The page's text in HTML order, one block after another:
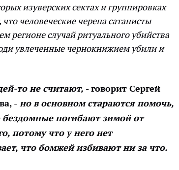
изуверских сектах и группировках
человеческие черепа сатанисты
регионе случай ритуального убийства
увлеченные чернокнижием убили и
то не считают, - говорит Сергей
- но в основном стараются помочь,
бездомные погибают зимой от
потому что у него нет
что бомжей избивают ни за что.